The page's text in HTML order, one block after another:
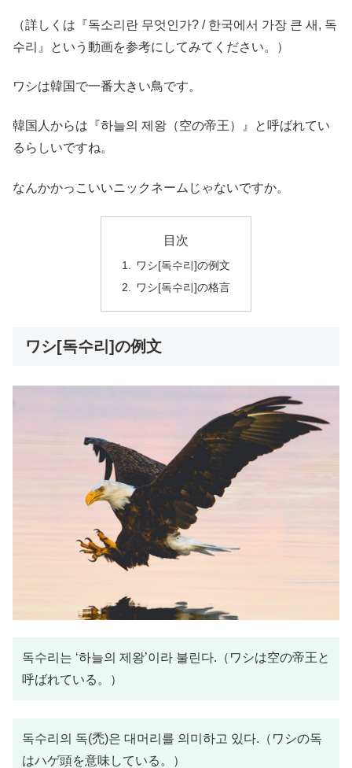
（詳しくは『독소리란 무엇인가? / 한국에서 가장 큰 새, 독
수리』という動画を参考にしてみてください。）
ワシは韓国で一番大きい鳥です。
韓国人からは『하늘의 제왕（空の帝王）』と呼ばれてい
るらしいですね。
なんかかっこいいニックネームじゃないですか。
目次
ワシ[독수리]の例文
ワシ[독수리]の格言
ワシ[독수리]の例文
독수리는 ‘하늘의 제왕’이라 불린다.（ワシは空の帝王と
呼ばれている。）
독수리의 독(禿)은 대머리를 의미하고 있다.（ワシの독
はハゲ頭を意味している。）